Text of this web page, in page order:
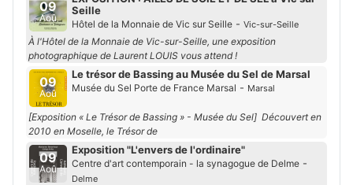
09
Aoû
Seille
Hôtel de la Monnaie de Vic sur Seille - Vic-sur-Seille
À l'Hôtel de la Monnaie de Vic-sur-Seille, une exposition
photographique de Laurent LOUIS vous attend !
09
Aoû
Le trésor de Bassing au Musée du Sel de Marsal
Musée du Sel Porte de France Marsal - Marsal
[Exposition « Le Trésor de Bassing » - Musée du Sel] Découvert en
2010 en Moselle, le Trésor de
09
Aoû
Exposition "L'envers de l'ordinaire"
Centre d'art contemporain - la synagogue de Delme -
Delme